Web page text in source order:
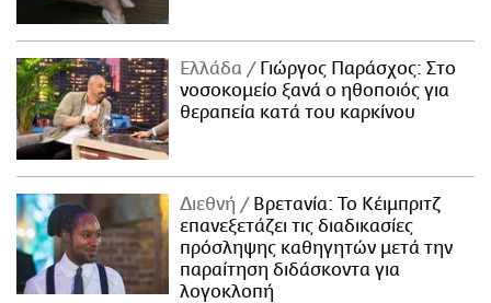
Ελλάδα
Γιώργος Παράσχος: Στο
νοσοκομείο ξανά ο ηθοποιός για
θεραπεία κατά του καρκίνου
Διεθνή
Βρετανία: Το Κέιμπριτζ
επανεξετάζει τις διαδικασίες
πρόσληψης καθηγητών μετά την
παραίτηση διδάσκοντα για
λογοκλοπή